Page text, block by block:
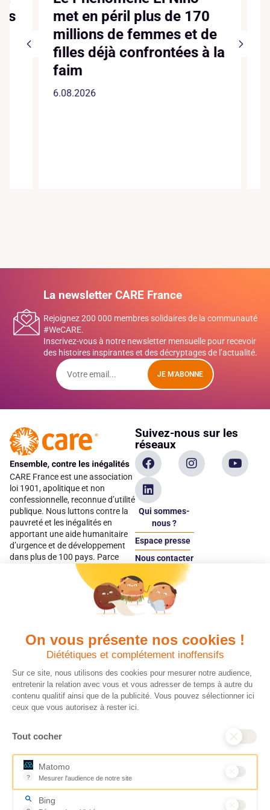
On vous présente nos cookies !
Diététiques et complétement inoffensifs
Sur ce site, nous utilisons des cookies pour mesurer notre audience,
entretenir la relation avec vous et vous adresser de temps à autre du
contenu qualitif ainsi que de la publicité. Vous pouvez sélectionner ici
ceux que vous autorisez à rester ici.
Tout cocher
?
Matomo
Mesurer l'audience de notre site
Outil analytique (alternative à Google Analytics) collectant des
Bing
met en péril plus de 170
millions de femmes et de
filles déjà confrontées à la
faim
6.08.2026
La newsletter CARE France
Rejoignez 200 000 membres solidaires de la communauté
#WeCARE.
Inscrivez-vous à notre newsletter mensuelle pour recevoir
des histoires inspirantes et des décryptages de l’actualité.
JE M'ABONNE
CARE France est une association
loi 1901, apolitique et non
confessionnelle, reconnue d’utilité
publique. Nous luttons contre la
pauvreté et les inégalités en
apportant une aide humanitaire
d’urgence et de développement
dans plus de 100 pays. Parce
qu’elles sont les premières
victimes des inégalités, CARE met
les femmes et les filles au cœur
Suivez-nous sur les
réseaux
Qui sommes-
nous ?
Espace presse
Nous contacter
Espace
donateur
Quels avantages fiscaux ?
Chaque don effectué à une
association reconnue d’utilité
publique comme CARE, est
déductible jusqu’à 75 % de l’impôt
sur le revenu. Modalités de
déduction, déclaration des dons
ce qu’il faut savoir sur la
France pour exprimer votre
générosité et optimiser votre
fiscalité en toute confiance.
En savoir plus
Donner en confiance
Vos dons sont
déductibles à 75 % de
vos impôts. Depuis
plus de 15 ans, CARE
France est une